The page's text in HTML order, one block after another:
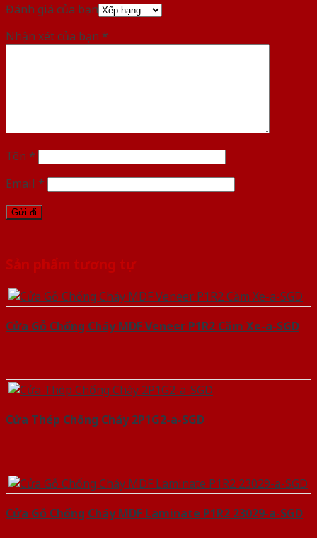
Đánh giá của bạn
Nhận xét của bạn *
Tên *
Email *
Sản phẩm tương tự
Cửa Gỗ Chống Cháy MDF Veneer P1R2 Căm Xe-a-SGD
Cửa Thép Chống Cháy 2P1G2-a-SGD
Cửa Gỗ Chống Cháy MDF Laminate P1R2 23029-a-SGD